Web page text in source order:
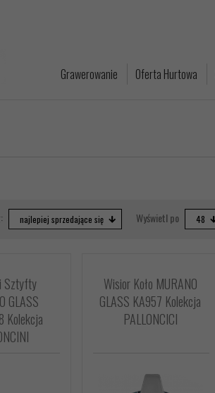
Grawerowanie Oferta Hurtowa
najlepiej sprzedające się Wyświetl po 48
Sztyfty
GLASS
Kolekcja
Wisior Koło MURANO
GLASS KA957 Kolekcja
PALLONCICI